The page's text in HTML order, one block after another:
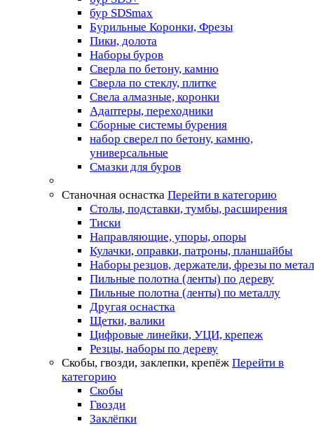
бур SDSmax
Бурильные Коронки, Фрезы
Пики, долота
Наборы буров
Сверла по бетону, камню
Сверла по стеклу, плитке
Свела алмазные, коронки
Адаптеры, переходники
Сборные системы бурения
набор сверел по бетону, камню,
универсальные
Смазки для буров
Станочная оснастка Перейти в категорию
Столы, подставки, тумбы, расширения
Тиски
Направляющие, упоры, опоры
Кулачки, оправки, патроны, планшайбы
Наборы резцов, держатели, фрезы по
Пильные полотна (ленты) по дереву
Пильные полотна (ленты) по металлу
Другая оснастка
Щетки, валики
Цифровые линейки, УЦИ, крепеж
Резцы, наборы по дереву
Скобы, гвозди, заклепки, крепёж Перейти в
категорию
Скобы
Гвозди
Заклёпки